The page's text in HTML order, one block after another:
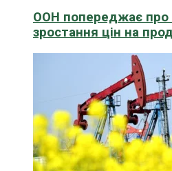
ООН попереджає про
зростання цін на